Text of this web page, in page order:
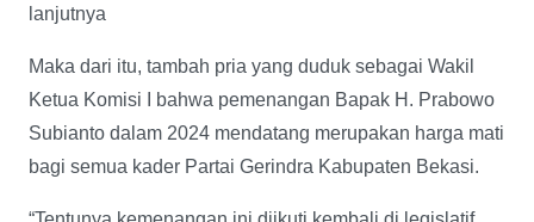
lanjutnya
Maka dari itu, tambah pria yang duduk sebagai Wakil
Ketua Komisi I bahwa pemenangan Bapak H. Prabowo
Subianto dalam 2024 mendatang merupakan harga mati
bagi semua kader Partai Gerindra Kabupaten Bekasi.